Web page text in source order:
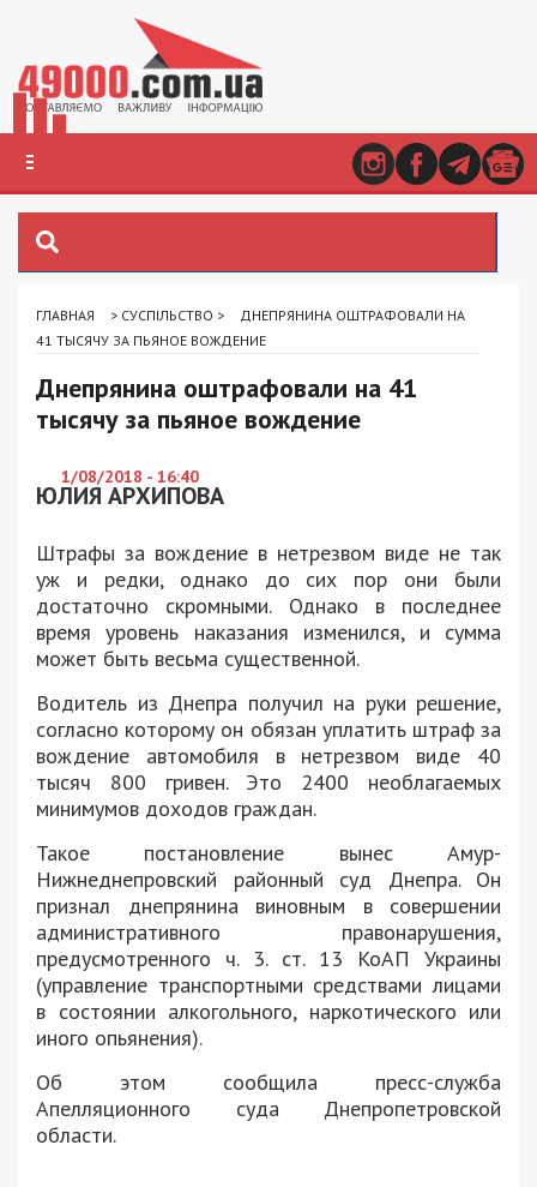
ГЛАВНАЯ > СУСПІЛЬСТВО >
ДНЕПРЯНИНА ОШТРАФОВАЛИ НА
41 ТЫСЯЧУ ЗА ПЬЯНОЕ ВОЖДЕНИЕ
Днепрянина оштрафовали на 41
тысячу за пьяное вождение
1/08/2018 - 16:40
ЮЛИЯ АРХИПОВА
Штрафы за вождение в нетрезвом виде не так
уж и редки, однако до сих пор они были
достаточно скромными. Однако в последнее
время уровень наказания изменился, и сумма
может быть весьма существенной.
Водитель из Днепра получил на руки решение,
согласно которому он обязан уплатить штраф за
вождение автомобиля в нетрезвом виде 40
тысяч 800 гривен. Это 2400 необлагаемых
минимумов доходов граждан.
Такое постановление вынес Амур-
Нижнеднепровский районный суд Днепра. Он
признал днепрянина виновным в совершении
административного правонарушения,
предусмотренного ч. 3. ст. 13 КоАП Украины
(управление транспортными средствами лицами
в состоянии алкогольного, наркотического или
иного опьянения).
Об этом сообщила пресс-служба
Апелляционного суда Днепропетровской
области.